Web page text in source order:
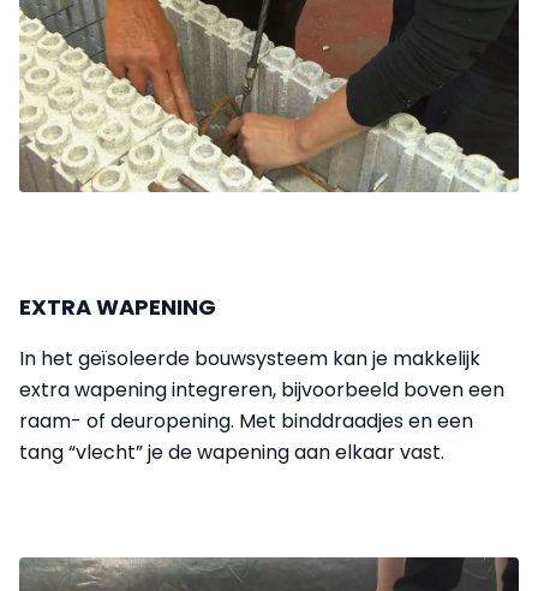
EXTRA WAPENING
In het geïsoleerde bouwsysteem kan je makkelijk
extra wapening integreren, bijvoorbeeld boven een
raam- of deuropening. Met binddraadjes en een
tang “vlecht” je de wapening aan elkaar vast.